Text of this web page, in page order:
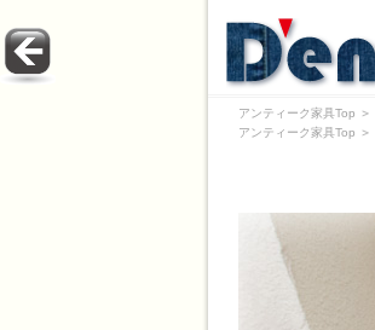
アンティーク家具Top ＞
アンティーク家具Top ＞